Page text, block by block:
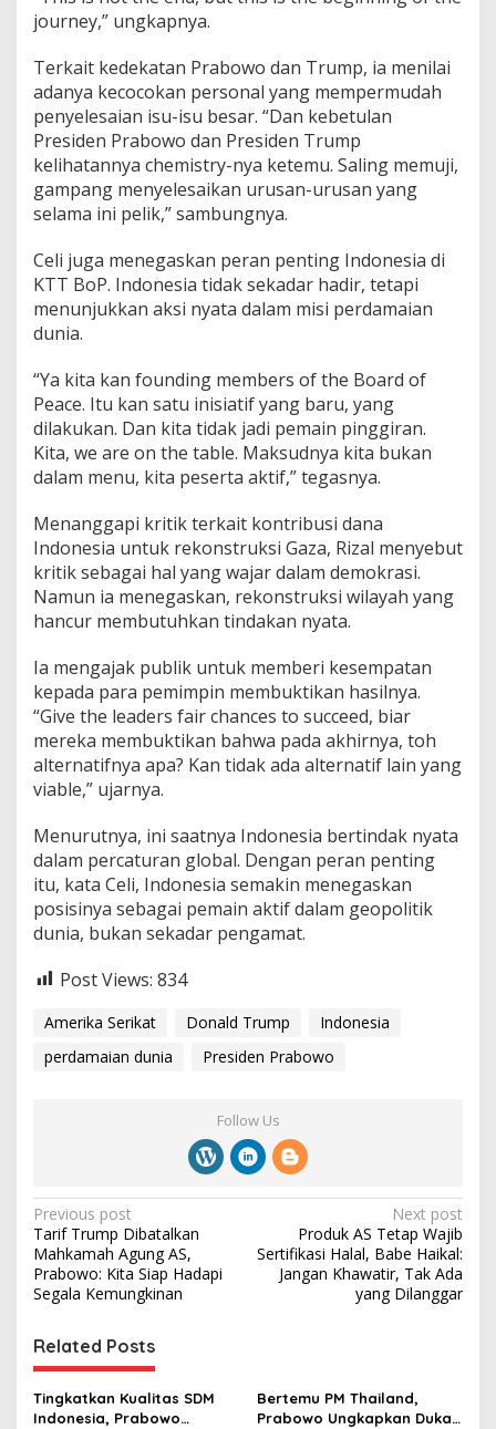
journey,” ungkapnya.
Terkait kedekatan Prabowo dan Trump, ia menilai
adanya kecocokan personal yang mempermudah
penyelesaian isu-isu besar. “Dan kebetulan
Presiden Prabowo dan Presiden Trump
kelihatannya chemistry-nya ketemu. Saling memuji,
gampang menyelesaikan urusan-urusan yang
selama ini pelik,” sambungnya.
Celi juga menegaskan peran penting Indonesia di
KTT BoP. Indonesia tidak sekadar hadir, tetapi
menunjukkan aksi nyata dalam misi perdamaian
dunia.
“Ya kita kan founding members of the Board of
Peace. Itu kan satu inisiatif yang baru, yang
dilakukan. Dan kita tidak jadi pemain pinggiran.
Kita, we are on the table. Maksudnya kita bukan
dalam menu, kita peserta aktif,” tegasnya.
Menanggapi kritik terkait kontribusi dana
Indonesia untuk rekonstruksi Gaza, Rizal menyebut
kritik sebagai hal yang wajar dalam demokrasi.
Namun ia menegaskan, rekonstruksi wilayah yang
hancur membutuhkan tindakan nyata.
Ia mengajak publik untuk memberi kesempatan
kepada para pemimpin membuktikan hasilnya.
“Give the leaders fair chances to succeed, biar
mereka membuktikan bahwa pada akhirnya, toh
alternatifnya apa? Kan tidak ada alternatif lain yang
viable,” ujarnya.
Menurutnya, ini saatnya Indonesia bertindak nyata
dalam percaturan global. Dengan peran penting
itu, kata Celi, Indonesia semakin menegaskan
posisinya sebagai pemain aktif dalam geopolitik
dunia, bukan sekadar pengamat.
Post Views: 834
Amerika Serikat Donald Trump
Indonesia
perdamaian dunia
Presiden Prabowo
Follow Us
P
o
s
n
a
v
Previous post
Tarif Trump Dibatalkan
Mahkamah Agung AS,
Prabowo: Kita Siap Hadapi
Segala Kemungkinan
Next post
Produk AS Tetap Wajib
Sertifikasi Halal, Babe Haikal:
Jangan Khawatir, Tak Ada
yang Dilanggar
Related Posts
Tingkatkan Kualitas SDM
Indonesia, Prabowo
Bertemu PM Thailand,
Prabowo Ungkapkan Duka